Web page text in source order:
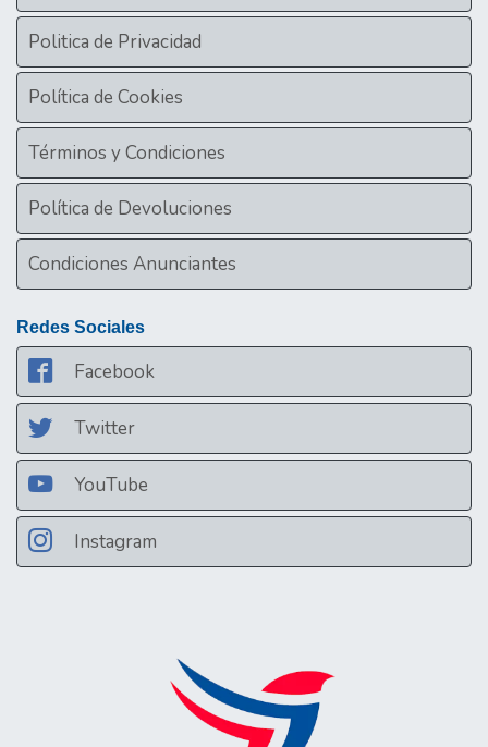
Politica de Privacidad
Política de Cookies
Términos y Condiciones
Política de Devoluciones
Condiciones Anunciantes
Redes Sociales
Facebook
Twitter
YouTube
Instagram